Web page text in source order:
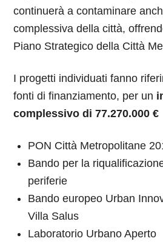
continuerà a contaminare
complessiva della città,
Piano Strategico della Città
I progetti individuati fanno
fonti di finanziamento, per un
complessivo di 77.270.000 €
PON Città Metropolitane
Bando per la
periferie
Bando europeo Urban
Villa Salus
Laboratorio Urbano Aperto